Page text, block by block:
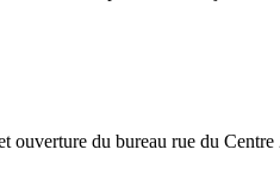
ouverture du bureau rue du Centre